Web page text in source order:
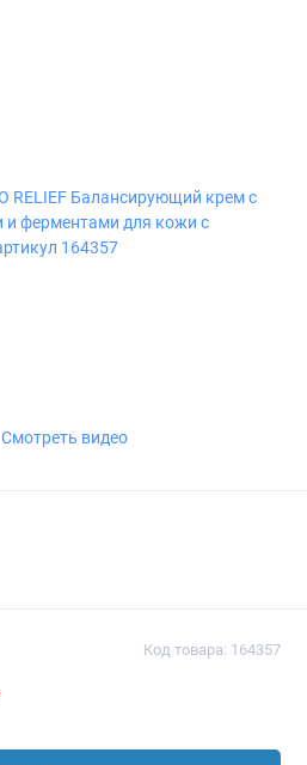
Смотреть видео
Код товара: 164357